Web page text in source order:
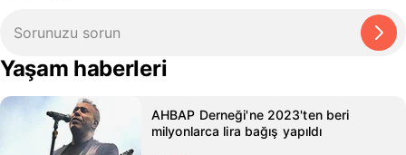
Yaşam haberleri
AHBAP Derneği'ne 2023'ten beri
milyonlarca lira bağış yapıldı